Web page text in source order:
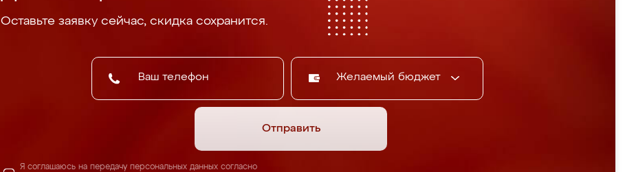
Оставьте заявку сейчас, скидка сохранится.
Желаемый бюджет
Отправить
Я соглашаюсь на передачу персональных данных согласно